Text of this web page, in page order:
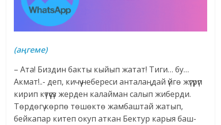
(аңгеме)
– Ата! Биздин бакты кыйып жатат! Тиги… бу…
Акмат!..- деп, кичүү небереси анталаңдай үйгө жүгүрүп
кирип күтүүсүз жерден калайман салып жиберди.
Төрдөгү көрпө төшөктө жамбаштай жатып,
бейкапар китеп окуп аткан Бектур карыя баш-